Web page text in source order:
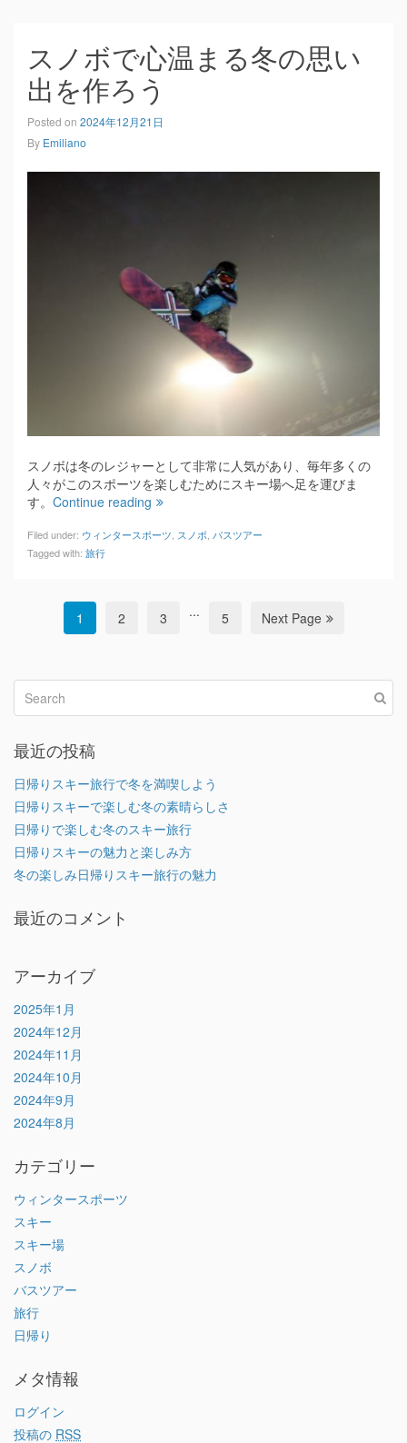
スノボで心温まる冬の思い
出を作ろう
Posted on 2024年12月21日
By Emiliano
スノボは冬のレジャーとして非常に人気があり、毎年多くの
人々がこのスポーツを楽しむためにスキー場へ足を運びま
す。 Continue reading
Filed under: ウィンタースポーツ スノボ バスツアー
Tagged with: 旅行
1 2 3 ... 5 Next Page
最近の投稿
日帰りスキー旅行で冬を満喫しよう
日帰りスキーで楽しむ冬の素晴らしさ
日帰りで楽しむ冬のスキー旅行
日帰りスキーの魅力と楽しみ方
冬の楽しみ日帰りスキー旅行の魅力
最近のコメント
アーカイブ
2025年1月
2024年12月
2024年11月
2024年10月
2024年9月
2024年8月
カテゴリー
ウィンタースポーツ
スキー
スキー場
スノボ
バスツアー
旅行
日帰り
メタ情報
ログイン
投稿の RSS